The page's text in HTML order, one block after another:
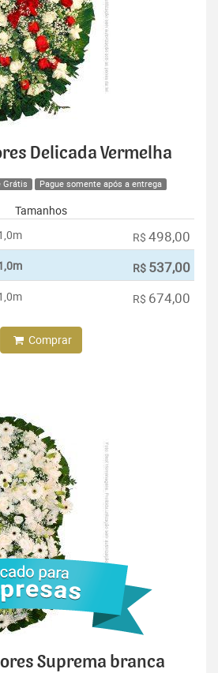
Delicada Vermelha
Grátis Pague somente após a entrega
Tamanhos
R$ 498,00
R$ 537,00
R$ 674,00
Comprar
Suprema branca